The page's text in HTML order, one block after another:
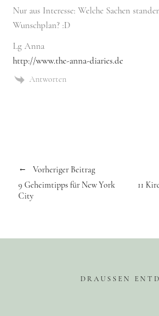
Nur aus Interesse: Welche Sachen
Wunschplan? :D
Lg Anna
http://www.the-anna-diaries.de
Antworten
Vorheriger Beitrag
9 Geheimtipps für New York
City
11
DRAUSSEN